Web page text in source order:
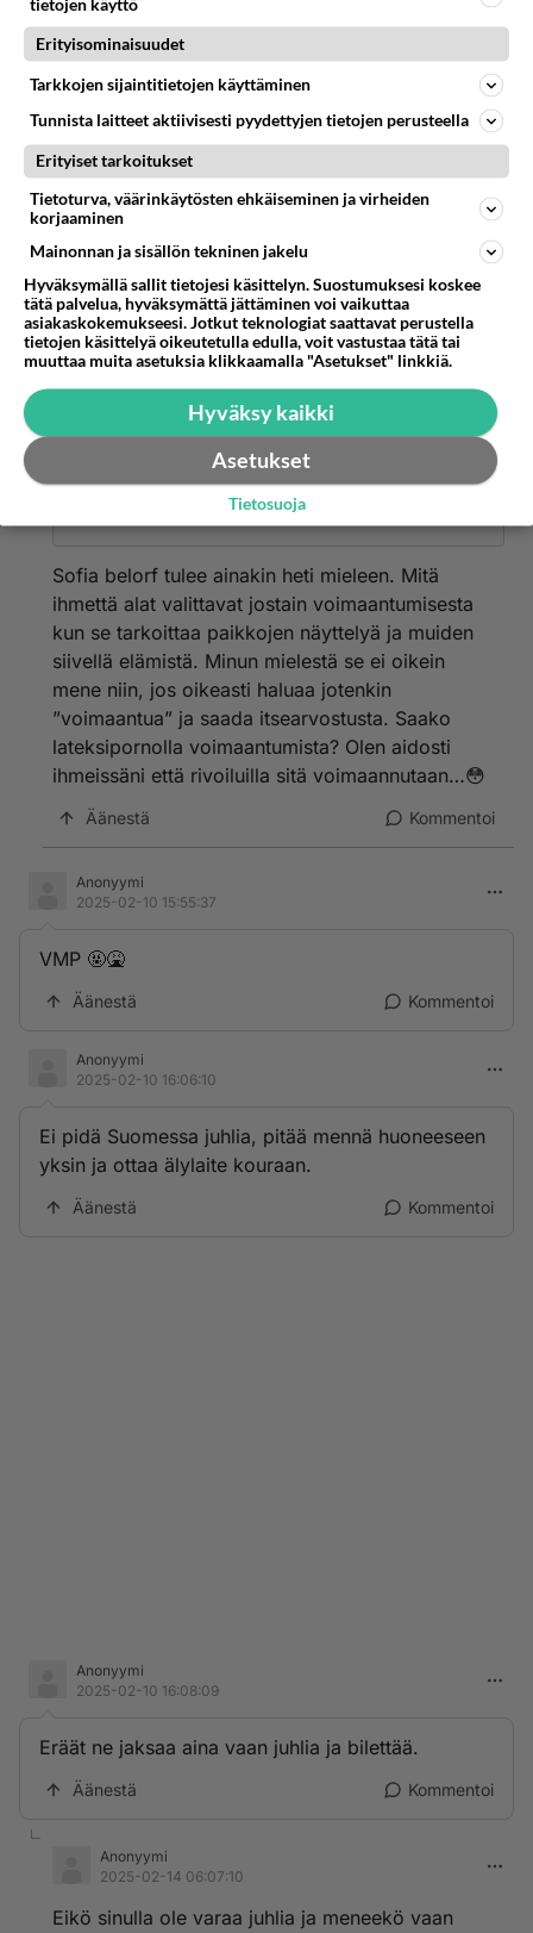
Anonyymi
2025-02-10 15:38:31
No joo,tästä voi olla montaa mieltä.
Äänestä Kommentoi
Anonyymi
2025-02-14 07:20:33
Toiset naiset elävät ainoastaan reisiään levitellen
ja viettävät kokoajan luksuselämää.
Äänestä Kommentoi
Anonyymi
2025-02-15 19:26:22
kirjoitti:
Toiset naiset elävät ainoastaan reisiään levitellen ja
viettävät kokoajan luksuselämää.
Sofia belorf tulee ainakin heti mieleen. Mitä
ihmettä alat valittavat jostain voimaantumisesta
kun se tarkoittaa paikkojen näyttelyä ja muiden
siivellä elämistä. Minun mielestä se ei oikein
mene niin, jos oikeasti haluaa jotenkin
”voimaantua” ja saada itsearvostusta. Saako
lateksipornolla voimaantumista? Olen aidosti
ihmeissäni että rivoiluilla sitä voimaannutaan…😳
Äänestä Kommentoi
Anonyymi
2025-02-10 15:55:37
VMP 🤬🤮
Äänestä Kommentoi
Anonyymi
2025-02-10 16:06:10
Ei pidä Suomessa juhlia, pitää mennä huoneeseen
yksin ja ottaa älylaite kouraan.
Äänestä Kommentoi
Anonyymi
2025-02-10 16:08:09
Eräät ne jaksaa aina vaan juhlia ja bilettää.
Äänestä Kommentoi
Anonyymi
2025-02-14 06:07:10
Eikö sinulla ole varaa juhlia ja meneekö vaan
tietojen käyttö
Erityisominaisuudet
Tarkkojen sijaintitietojen käyttäminen
Tunnista laitteet aktiivisesti pyydettyjen tietojen perusteella
Erityiset tarkoitukset
Tietoturva, väärinkäytösten ehkäiseminen ja virheiden
korjaaminen
Mainonnan ja sisällön tekninen jakelu
Hyväksymällä sallit tietojesi käsittelyn. Suostumuksesi koskee
tätä palvelua, hyväksymättä jättäminen voi vaikuttaa
asiakaskokemukseesi. Jotkut teknologiat saattavat perustella
tietojen käsittelyä oikeutetulla edulla, voit vastustaa tätä tai
muuttaa muita asetuksia klikkaamalla "Asetukset" linkkiä.
Hyväksy kaikki
Asetukset
Tietosuoja